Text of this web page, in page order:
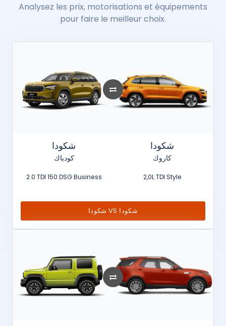
Analysez les prix, motorisations et équipements
pour faire le meilleur choix.
شكودا
كودياك
2.0 TDI 150 DSG Business
شكودا
كاروك
2,0L TDI Style
شكودا VS شكودا